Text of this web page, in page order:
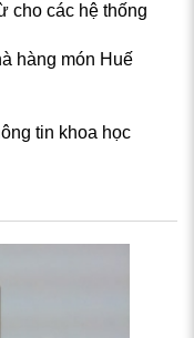
cho các hệ thống
hàng món Huế
tin khoa học